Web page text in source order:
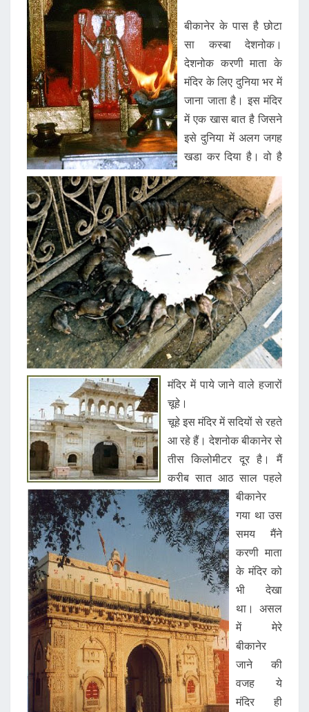
बीकानेर के पास है छोटा
सा कस्बा देशनोक।
देशनोक करणी माता के
मंदिर के लिए दुनिया भर में
जाना जाता है। इस मंदिर
में एक खास बात है जिसने
इसे दुनिया में अलग जगह
खडा कर दिया है। वो है
मंदिर में पाये जाने वाले हजारों
चूहे।
चूहे इस मंदिर में सदियों से रहते
आ रहे हैं। देशनोक बीकानेर से
तीस किलोमीटर दूर है। मैं
करीब सात आठ साल पहले
बीकानेर
गया था उस
समय मैंने
करणी माता
के मंदिर को
भी देखा
था। असल
में मेरे
बीकानेर
जाने की
वजह ये
मंदिर ही